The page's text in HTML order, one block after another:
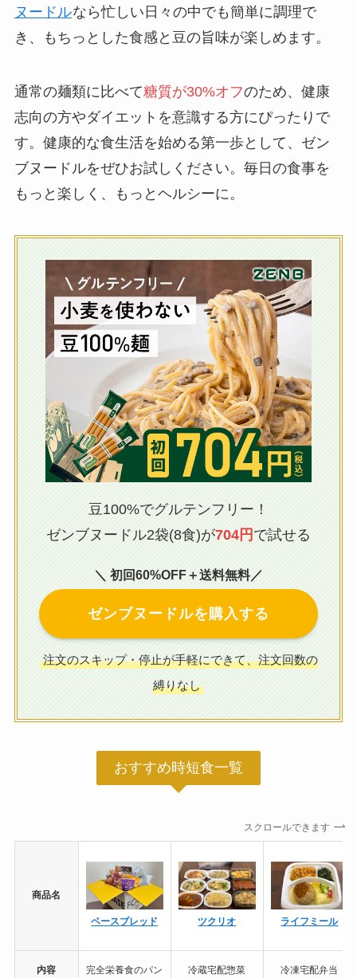
ヌードルなら忙しい日々の中でも簡単に調理で
き、もちっとした食感と豆の旨味が楽しめます。
通常の麺類に比べて糖質が30%オフのため、健康
志向の方やダイエットを意識する方にぴったりで
す。健康的な食生活を始める第一歩として、ゼン
ブヌードルをぜひお試しください。毎日の食事を
もっと楽しく、もっとヘルシーに。
豆100%でグルテンフリー！
ゼンブヌードル2袋(8食)が704円 で試せる
＼ 初回60%OFF＋送料無料／
ゼンブヌードルを購入する
注文のスキップ・停止が手軽にできて、注文回数の
縛りなし
おすすめ時短食一覧
スクロールできます
商品名
ベースブレッド ツクリオ ライフミール
内容 完全栄養食のパン 冷蔵宅配惣菜 冷凍宅配弁当